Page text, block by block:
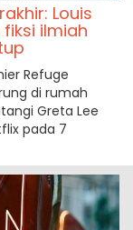
Louis
ilmiah
Refuge
di rumah
Greta Lee
pada 7